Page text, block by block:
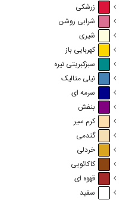
زرشکی
شرابی روشن
شیری
کهربایی باز
سبزکبریتی تیره
نیلی متالیک
سرمه ای
بنفش
کرم سیر
گندمی
خردلی
کاکائویی
قهوه ای
سفید